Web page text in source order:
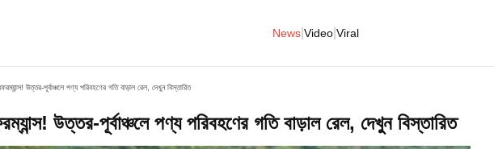
News Video Viral
উত্তর-পূর্বাঞ্চলে পণ্য পরিবহণের গতি বাড়াল রেল, দেখুন বিস্তারিত
উত্তর-পূর্বাঞ্চলে পণ্য পরিবহণের গতি বাড়াল রেল, দেখুন বিস্তারিত